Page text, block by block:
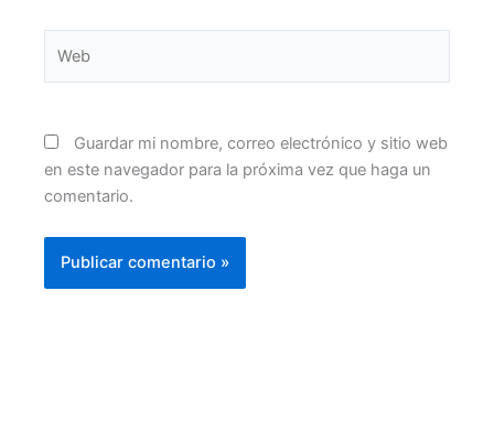
Guardar mi nombre, correo electrónico y sitio web
en este navegador para la próxima vez que haga un
comentario.